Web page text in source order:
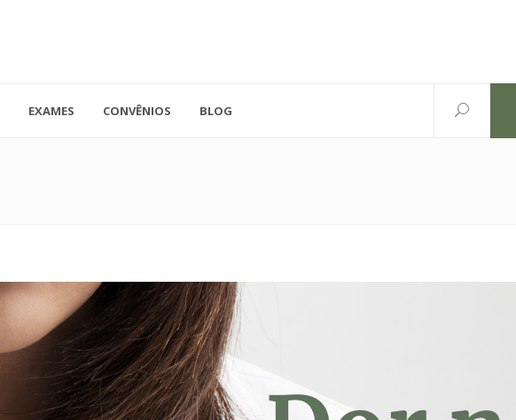
41.3779-5559
Rua Doutor Alexandre Gutierrez,826
EXAMES CONVÊNIOS BLOG